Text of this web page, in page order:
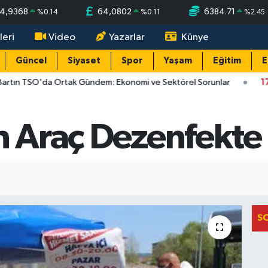
%0.14 64,0802 %0.11 6384.71 %2.45
Video Yazarlar Künye
Güncel Siyaset Spor Yaşam Eğitim
TSO'da Ortak Gündem: Ekonomi ve Sektörel Sorunlar 17:11
Araç